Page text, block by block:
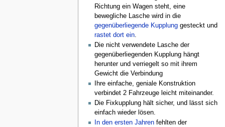
Richtung ein Wagen steht, eine
bewegliche Lasche wird in die
gegenüberliegende Kupplunggesteckt und
rastet dort ein.
Die nicht verwendete Lasche der
gegenüberliegenden Kupplung hängt
herunter und verriegelt so mit ihrem
Gewicht die Verbindung
Ihre einfache, geniale Konstruktion
verbindet 2 Fahrzeuge leicht miteinander.
Die Fixkupplung hält sicher, und lässt sich
einfach wieder lösen.
In den ersten Jahrenfehlten der